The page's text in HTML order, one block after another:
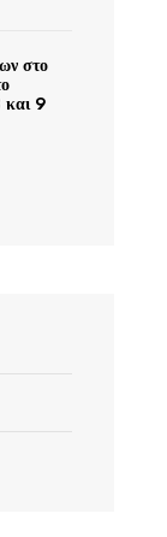
στο
και 9